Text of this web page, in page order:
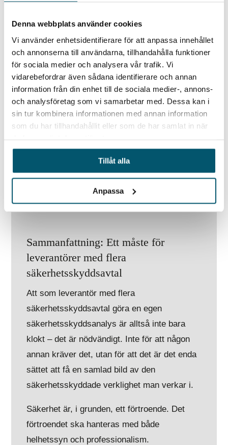
Denna webbplats använder cookies
Vi använder enhetsidentifierare för att anpassa innehållet
och annonserna till användarna, tillhandahålla funktioner
för sociala medier och analysera vår trafik. Vi
vidarebefordrar även sådana identifierare och annan
information från din enhet till de sociala medier-, annons-
och analysföretag som vi samarbetar med. Dessa kan i
sin tur kombinera informationen med annan information
som du har tillhandahållit eller som de har samlat in när
Tillåt alla
Anpassa
att man har kontroll över sina risker och att
man är en pålitlig partner även i komplexa
miljöer.
Dessutom möjliggör en väl genomförd analys
bättre dialog med kunderna. Istället för att
bara förhålla sig till krav som kommer utifrån,
kan leverantören bidra med insikter och
förståelse av den gemensamma riskbilden.
Det stärker samarbetet och höjer kvaliteten
på säkerhetsarbetet – för alla inblandade.
Sammanfattning: Ett måste för
leverantörer med flera
säkerhetsskyddsavtal
Att som leverantör med flera
säkerhetsskyddsavtal göra en egen
säkerhetsskyddsanalys är alltså inte bara
klokt – det är nödvändigt. Inte för att någon
annan kräver det, utan för att det är det enda
sättet att få en samlad bild av den
säkerhetsskyddade verklighet man verkar i.
Säkerhet är, i grunden, ett förtroende. Det
förtroendet ska hanteras med både
helhetssyn och professionalism.